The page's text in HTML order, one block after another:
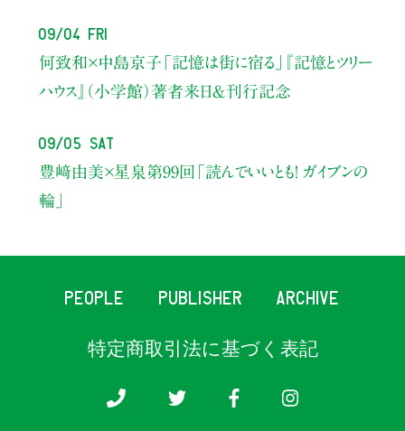
09/04 Fri
何致和×中島京子 「記憶は街に宿る」
『記憶とツリー
ハウス』（小学館）著者来日＆刊行記念
09/05 Sat
豊﨑由美×星泉 第99回「読んでいいとも！ ガイブンの
輪」
PEOPLE PUBLISHER ARCHIVE
特定商取引法に基づく表記